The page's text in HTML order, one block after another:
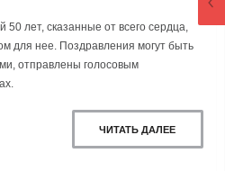
лет, сказанные от всего сердца,
для нее. Поздравления могут быть
отправлены голосовым
ЧИТАТЬ ДАЛЕЕ